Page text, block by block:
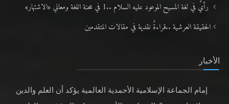
رأيٌ في لغة المسيح الموعود عليه السلام ..1 في محنة اللغة ومعاني «الاشتهار»
الحقيقة العرشية ..قراءةٌ نقدية في مقالات المتقدمين
الأخبار
إمام الجماعة الإسلامية الأحمدية العالمية يؤكد أن العلم والدين